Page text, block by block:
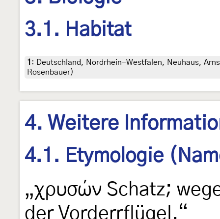
3.1. Habitat
1 :
Deutschland, Nordrhein-Westfalen, Neuhaus,
Rosenbauer)
4. Weitere
4.1. Etymologie
„χρυσών Schatz;
der Vorderrflügel.“